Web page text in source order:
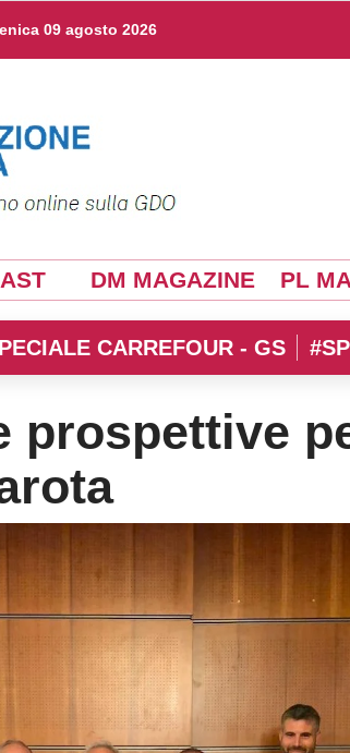
09 agosto 2026
DM MAGAZINE PL
CARREFOUR - GS
prospettive